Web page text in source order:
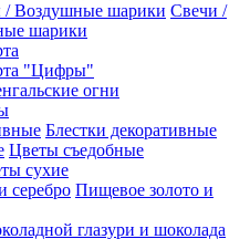
Свечи /
шарики
"Цифры"
огни
Блестки декоративные
Цветы съедобные
сухие
Пищевое золото и